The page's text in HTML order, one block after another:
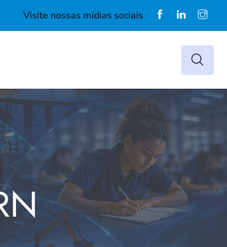
Visite nossas mídias sociais